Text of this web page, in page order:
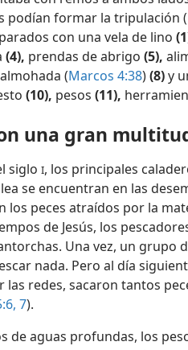
con remos a ambos
podían formar la tripulación (
con una vela de lino
(4),prendas de abrigo(5),
(Marcos 4:38)(8)y
una gran multitud
sigloI, los principales
se encuentran en las
los peces atraídos por la
de Jesús, los
Una vez, un grupo
nada. Pero al día
redes, sacaron tantos
7